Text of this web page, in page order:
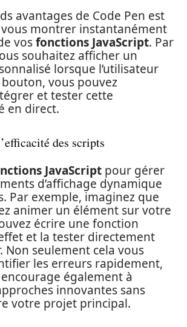
avantages de Code Pen est
vous montrer instantanément
vosfonctions JavaScript. Par
souhaitez afficher un
lorsque l’utilisateur
vous pouvez
et tester cette
en direct.
des scripts
JavaScript pour gérer
d’affichage dynamique
Par exemple, imaginez que
animer un élément sur votre
écrire une fonction
et la tester directement
Non seulement cela vous
les erreurs rapidement,
également à
innovantes sans
votre projet principal.